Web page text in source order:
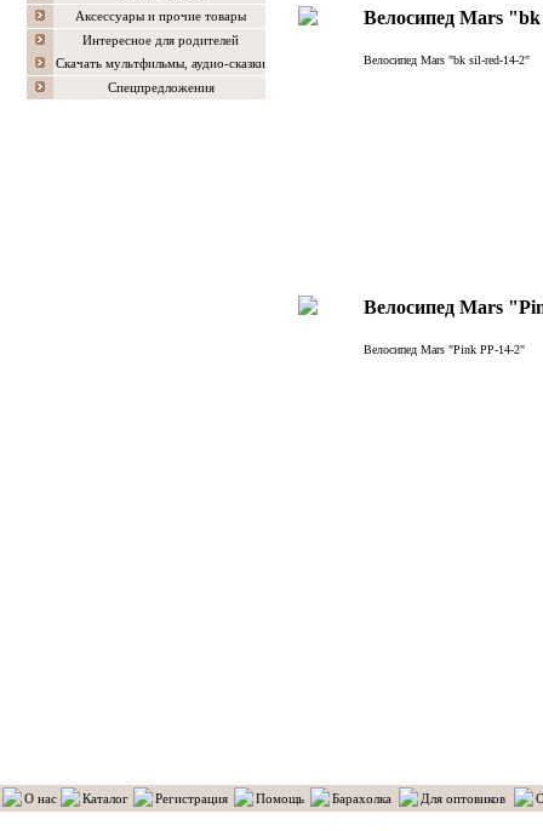
Аксессуары и прочие товары
Интересное для родителей
Скачать мультфильмы, аудио-сказки
Спецпредложения
Велосипед Mars
Велосипед Mars "bk sil-red-14-2"
Велосипед Mars
Велосипед Mars "Pink PP-14-2"
О нас Каталог Регистрация Помощь Барахолка Для оптовиков